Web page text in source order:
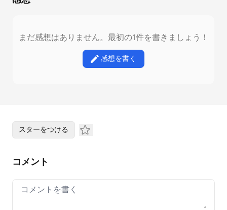
まだ感想はありません。最初の1件を書きましょう！
感想を書く
スターをつける
コメント
Your comment